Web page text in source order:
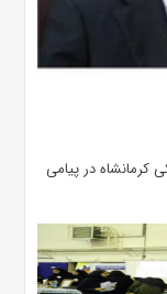
در پیامی